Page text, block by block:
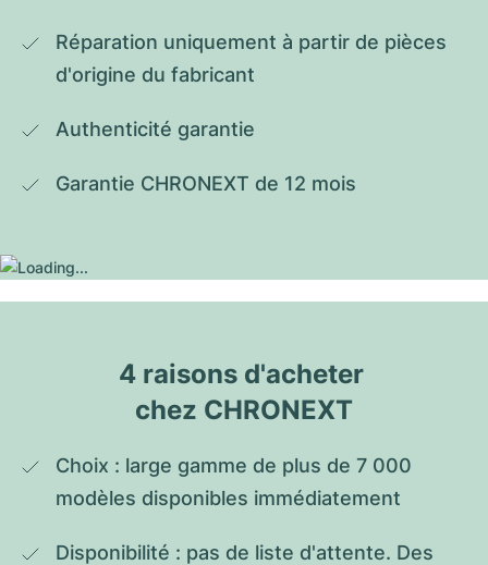
Réparation uniquement à partir de pièces
d'origine du fabricant
Authenticité garantie
Garantie CHRONEXT de 12 mois
4 raisons d'acheter
chez CHRONEXT
Choix : large gamme de plus de 7 000
modèles disponibles immédiatement
Disponibilité : pas de liste d'attente. Des